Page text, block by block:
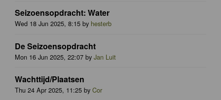
Seizoensopdracht: Water
Wed 18 Jun 2025, 8:15 by hesterb
De Seizoensopdracht
Mon 16 Jun 2025, 22:07 by Jan Luit
Wachttijd/Plaatsen
Thu 24 Apr 2025, 11:25 by Cor